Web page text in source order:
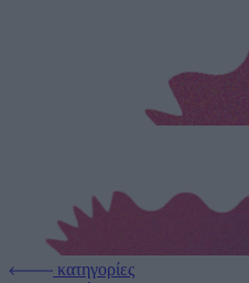
κατηγορίες